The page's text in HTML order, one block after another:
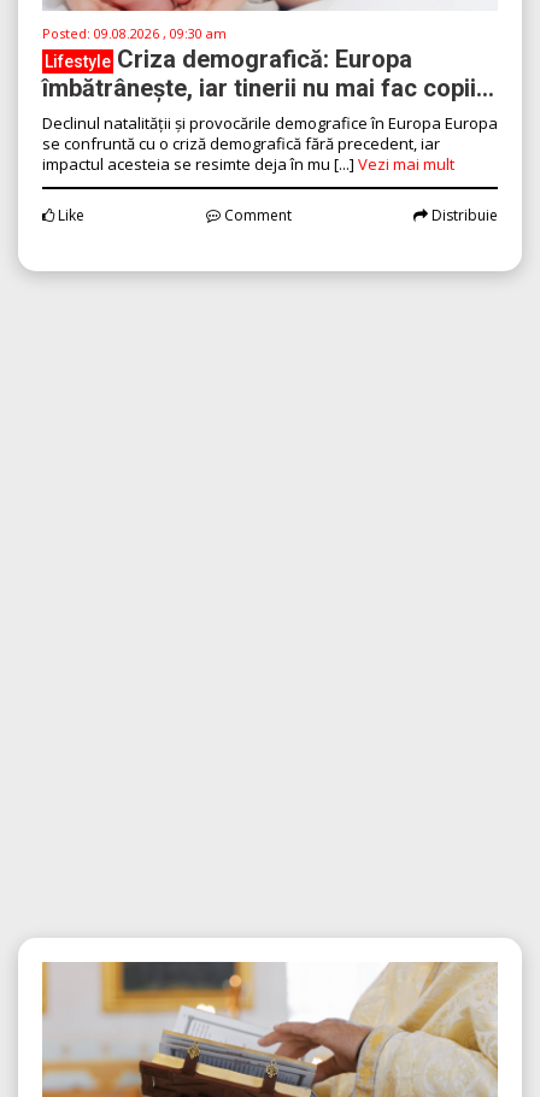
Posted: 09.08.2026 , 09:30 am
Lifestyle Criza demografică: Europa
îmbătrânește, iar tinerii nu mai fac copii...
Declinul natalității și provocările demografice în Europa Europa
se confruntă cu o criză demografică fără precedent, iar
impactul acesteia se resimte deja în mu [...] Vezi mai mult
Like Comment Distribuie